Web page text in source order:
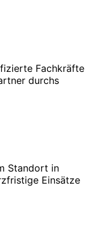
Fachkräfte
durchs
Standort in
Einsätze